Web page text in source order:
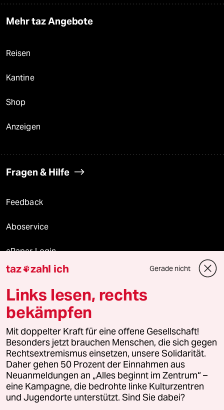
Mehr taz Angebote
Reisen
Kantine
Shop
Anzeigen
Fragen & Hilfe
Feedback
Aboservice
ePaper Login
Downloads für Abonnierende
© 2026 taz Verlags und Vertriebs GmbH
Alle Rechte vorbehalten. Bei rechtlichen Fragen oder für Genehmigungen
wenden Sie sich bitte an
lizenzen@taz.de
Feedback Redaktionsstatut Kommune-Richtlinien
Leitlinie Informant Datenschutz Impressum AGB
taz zahl ich Gerade nicht
Links lesen, rechts
bekämpfen
Mit doppelter Kraft für eine offene Gesellschaft!
Besonders jetzt brauchen Menschen, die sich gegen
Rechtsextremismus einsetzen, unsere Solidarität.
Daher gehen 50 Prozent der Einnahmen aus
Neuanmeldungen an „Alles beginnt im Zentrum“ –
eine Kampagne, die bedrohte linke Kulturzentren
und Jugendorte unterstützt. Sind Sie dabei?